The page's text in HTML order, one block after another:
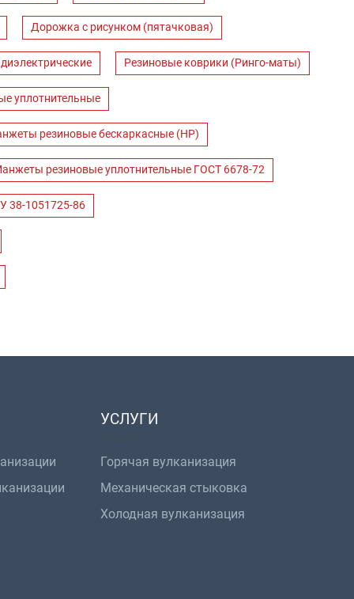
Дорожка с рисунком (пятачковая)
Резиновые коврики (Ринго-маты)
уплотнительные
резиновые бескаркасные (НР)
резиновые уплотнительные ГОСТ 6678-72
38-1051725-86
УСЛУГИ
Горячая вулканизация
Механическая стыковка
Холодная вулканизация